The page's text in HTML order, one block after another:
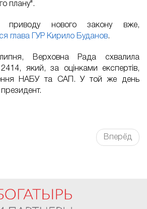
плану".
нового закону вже,
глава ГУР Кирило Буданов.
Верховна Рада схвалила
який, за оцінками експертів,
НАБУ та САП. У той же день
Вперёд